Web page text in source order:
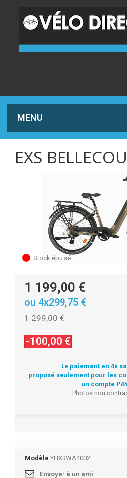
MENU
EXS
1 199,00 €
ou 4x299,75 €
1 299,00 €
-100,00 €
Le paiement en 4x
proposé seulement pour les
un compte
Photos non
Stock épuisé
Modèle YHXSWA4002
Envoyer à un ami